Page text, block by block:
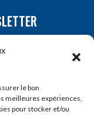
le bon
meilleures expériences,
pour stocker et/ou